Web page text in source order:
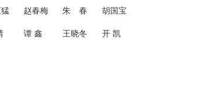
赵春梅 朱 春 胡国宝
谭 鑫 王晓冬 开 凯